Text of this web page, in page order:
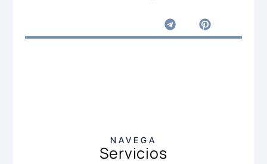
NAVEGA
Servicios